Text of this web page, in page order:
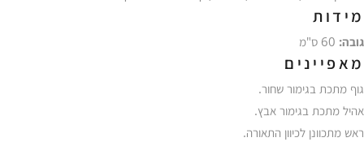
מידות
גובה:
מאפיינים
גוף מתכת בגימור שחור.
אהיל מתכת בגימור אבץ.
ראש מתכוונן לכיוון התאורה.